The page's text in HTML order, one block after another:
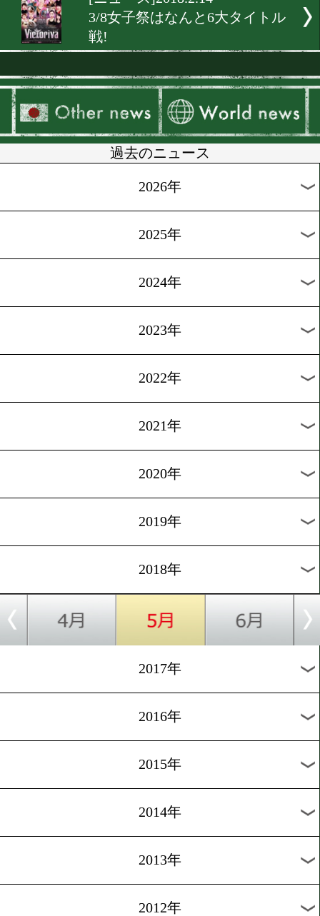
[インタビュー]2018.3.4
[インタビュー]2018.2.27
小澤瑤生 今度こそ獲る
[試合結果]2018.2.18
ぬきてるみがアルゼンチン
界挑戦
[海外レポ]2018.2.17
にパス
[ニュース]2018.2.14
過去のニュース
2026年
2025年
2024年
2023年
2021年
2020年